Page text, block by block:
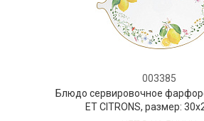
003385
Блюдо сервировочное
ET CITRONS, размер: